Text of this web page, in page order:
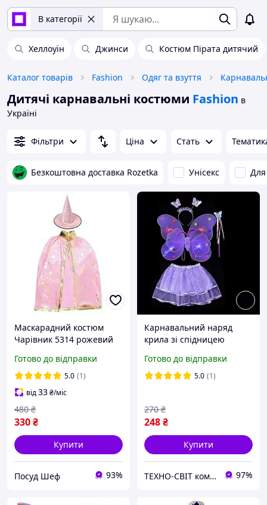
В категорії
Хеллоуїн Джинси Костюм Пірата дитячий
Каталог товарів Fashion Одяг та взуття
Дитячі карнавальні костюми Fashion в
Україні
Фільтри Ціна Стать
Безкоштовна доставка Rozetka Унісекс Для
Маскарадний костюм
Чарівник 5314 рожевий
Готово до відправки
5.0 (1)
від33₴/міс
330₴
480 ₴
Купити
Посуд Шеф 93%
Карнавальний наряд
крила зі спідницею
фіолетовий
Готово до відправки
5.0 (1)
248₴
270 ₴
Купити
ТЕХНО-СВІТ компьютерна техніка, мобільні аксесуари, електронна техніка та багато іншого. 97%